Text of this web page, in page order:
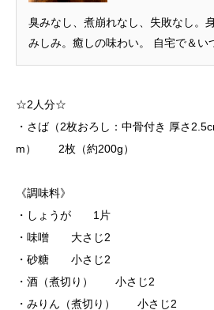
臭みなし、煮崩れなし、失敗なし。
みしみ。癒しの味わい。 自宅で＆い
☆2人分☆
・さば（2枚おろし：中骨付き 厚さ
m） 2枚（約200g）
《調味料》
・しょうが 1片
・味噌 大さじ2
・砂糖 小さじ2
・酒（煮切り） 小さじ2
・みりん（煮切り） 小さじ2